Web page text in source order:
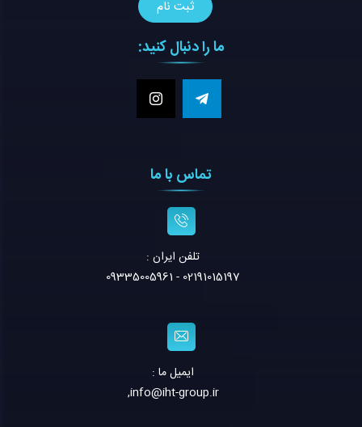
ما را دنبال کنید:
تماس با ما
تلفن ايران :
02191015197 - 09335005961
ایمیل ما :
info@iht-group.ir
,